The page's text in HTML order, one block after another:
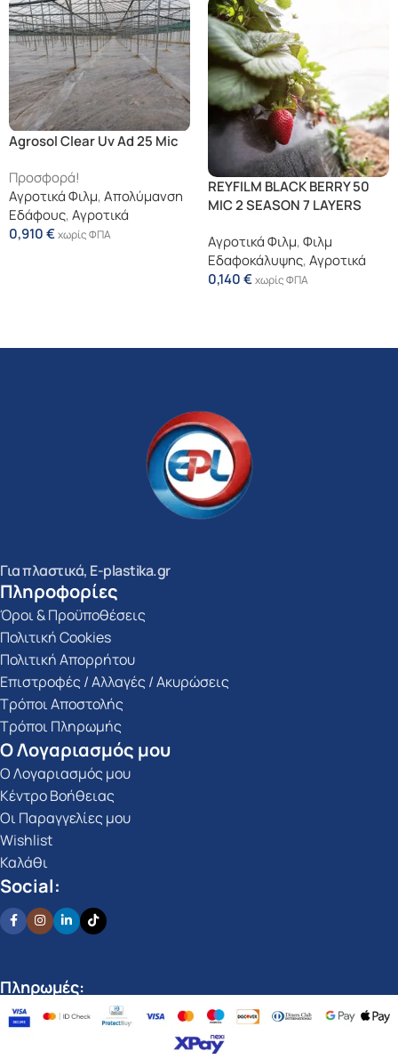
Agrosol Clear Uv Ad 25 Mic
Προσφορά!
Αγροτικά Φιλμ,Απολύμανση
Εδάφους,Αγροτικά
0,910€χωρίς ΦΠΑ
REYFILM BLACK BERRY 50
MIC 2 SEASON 7 LAYERS
Αγροτικά Φιλμ,Φιλμ
Εδαφοκάλυψης,Αγροτικά
0,140€χωρίς ΦΠΑ
Για πλαστικά, E-plastika.gr
Πληροφορίες
Όροι & Προϋποθέσεις
Πολιτική Cookies
Πολιτική Απορρήτου
Επιστροφές / Αλλαγές / Ακυρώσεις
Τρόποι Αποστολής
Τρόποι Πληρωμής
Ο Λογαριασμός μου
Ο Λογαριασμός μου
Κέντρο Βοήθειας
Οι Παραγγελίες μου
Wishlist
Καλάθι
Social:
Πληρωμές: